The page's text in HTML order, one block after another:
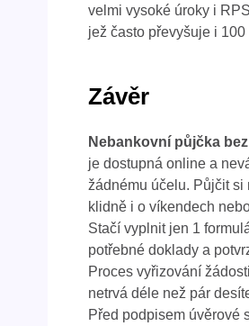
velmi vysoké úroky i
jež často převyšuje i 100
Závěr
Nebankovní půjčka
je dostupná online a
žádnému účelu. Půjčit si
klidně i o víkendech
Stačí vyplnit jen 1
potřebné doklady a
Proces vyřizování
netrvá déle než pár
Před podpisem úvěrové